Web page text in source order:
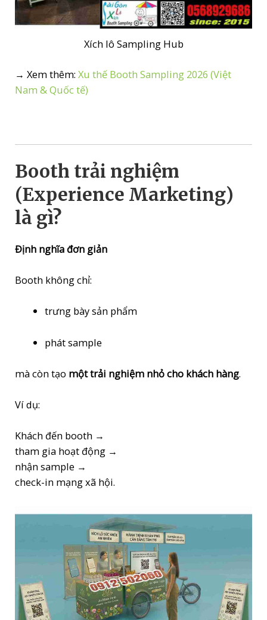
Xích lô Sampling Hub
→ Xem thêm:Xu thế Booth Sampling 2026 (Việt
Nam & Quốc tế)
Booth trải nghiệm
(Experience Marketing)
là gì?
Định nghĩa đơn giản
Booth không chỉ:
trưng bày sản phẩm
phát sample
mà còn tạo một trải nghiệm nhỏ cho khách hàng.
Ví dụ:
Khách đến booth →
tham gia hoạt động →
nhận sample →
check-in mạng xã hội.